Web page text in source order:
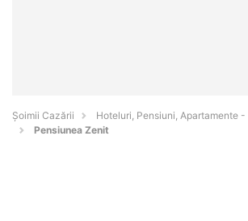
Șoimii Cazării
Hoteluri, Pensiuni, Apartamente -
Pensiunea Zenit